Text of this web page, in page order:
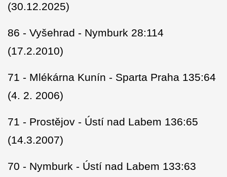
(30.12.2025)
86 - Vyšehrad - Nymburk 28:114
(17.2.2010)
71 - Mlékárna Kunín - Sparta Praha 135:64
(4. 2. 2006)
71 - Prostějov - Ústí nad Labem 136:65
(14.3.2007)
70 - Nymburk - Ústí nad Labem 133:63